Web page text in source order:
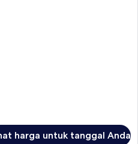
harga untuk tanggal Anda